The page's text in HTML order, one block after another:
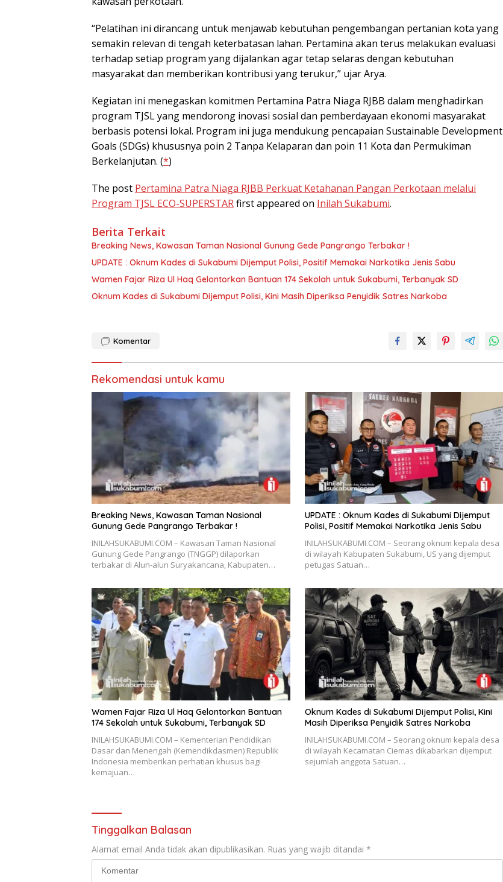
“Pelatihan ini dirancang untuk menjawab kebutuhan pengembangan pertanian kota yang
semakin relevan di tengah keterbatasan lahan. Pertamina akan terus melakukan evaluasi
terhadap setiap program yang dijalankan agar tetap selaras dengan kebutuhan
masyarakat dan memberikan kontribusi yang terukur,” ujar Arya.
Kegiatan ini menegaskan komitmen Pertamina Patra Niaga RJBB dalam menghadirkan
program TJSL yang mendorong inovasi sosial dan pemberdayaan ekonomi masyarakat
berbasis potensi lokal. Program ini juga mendukung pencapaian Sustainable Development
Goals (SDGs) khususnya poin 2 Tanpa Kelaparan dan poin 11 Kota dan Permukiman
Berkelanjutan. (*)
The post Pertamina Patra Niaga RJBB Perkuat Ketahanan Pangan Perkotaan melalui
Program TJSL ECO-SUPERSTARfirst appeared on Inilah Sukabumi.
Berita Terkait
Breaking News, Kawasan Taman Nasional Gunung Gede Pangrango Terbakar !
UPDATE : Oknum Kades di Sukabumi Dijemput Polisi, Positif Memakai Narkotika Jenis Sabu
Wamen Fajar Riza Ul Haq Gelontorkan Bantuan 174 Sekolah untuk Sukabumi, Terbanyak SD
Oknum Kades di Sukabumi Dijemput Polisi, Kini Masih Diperiksa Penyidik Satres Narkoba
Komentar
Rekomendasi untuk kamu
Breaking News, Kawasan Taman Nasional
Gunung Gede Pangrango Terbakar !
INILAHSUKABUMI.COM – Kawasan Taman Nasional
Gunung Gede Pangrango (TNGGP) dilaporkan
terbakar di Alun-alun Suryakancana, Kabupaten…
UPDATE : Oknum Kades di Sukabumi Dijemput
Polisi, Positif Memakai Narkotika Jenis Sabu
INILAHSUKABUMI.COM – Seorang oknum kepala desa
di wilayah Kabupaten Sukabumi, US yang dijemput
petugas Satuan…
Wamen Fajar Riza Ul Haq Gelontorkan Bantuan
174 Sekolah untuk Sukabumi, Terbanyak SD
INILAHSUKABUMI.COM – Kementerian Pendidikan
Dasar dan Menengah (Kemendikdasmen) Republik
Indonesia memberikan perhatian khusus bagi
kemajuan…
Oknum Kades di Sukabumi Dijemput Polisi, Kini
Masih Diperiksa Penyidik Satres Narkoba
INILAHSUKABUMI.COM – Seorang oknum kepala desa
di wilayah Kecamatan Ciemas dikabarkan dijemput
sejumlah anggota Satuan…
Tinggalkan Balasan
Alamat email Anda tidak akan dipublikasikan. Ruas yang wajib ditandai *